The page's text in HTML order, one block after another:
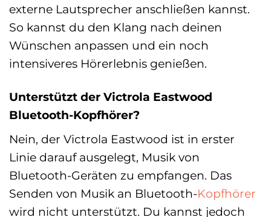
externe Lautsprecher anschließen kannst.
So kannst du den Klang nach deinen
Wünschen anpassen und ein noch
intensiveres Hörerlebnis genießen.
Unterstützt der Victrola Eastwood
Bluetooth-Kopfhörer?
Nein, der Victrola Eastwood ist in erster
Linie darauf ausgelegt, Musik von
Bluetooth-Geräten zu empfangen. Das
Senden von Musik an Bluetooth-Kopfhörer
wird nicht unterstützt. Du kannst jedoch